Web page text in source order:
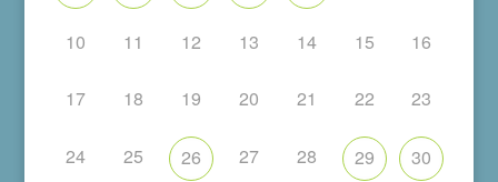
10 11 12 13 14 15 16
17 18 19 20 21 22 23
24 25 26 27 28 29 30